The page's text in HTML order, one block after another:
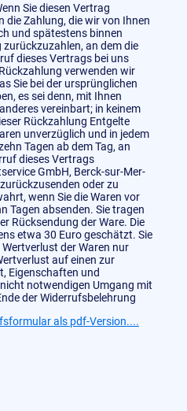
Sie diesen Vertrag
die Zahlung, die wir von Ihnen
und spätestens binnen
zurückzuzahlen, an dem die
dieses Vertrags bei uns
verwenden wir
Sie bei der ursprünglichen
es sei denn, mit Ihnen
vereinbart; in keinem
Rückzahlung Entgelte
unverzüglich und in jedem
Tagen ab dem Tag, an
dieses Vertrags
GmbH, Berck-sur-Mer-
oder zu
wenn Sie die Waren vor
Tagen absenden. Sie tragen
Rücksendung der Ware. Die
etwa 30 Euro geschätzt. Sie
der Waren nur
auf einen zur
Eigenschaften und
notwendigen Umgang mit
der Widerrufsbelehrung
als pdf-Version....